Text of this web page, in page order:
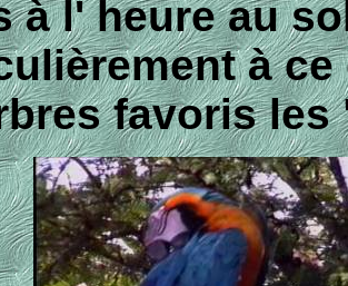
à l' heure au
à
favoris